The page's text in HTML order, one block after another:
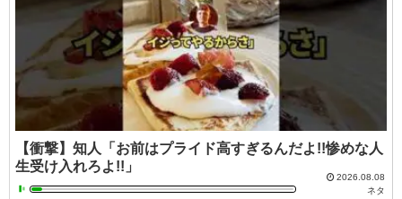
【衝撃】知人「お前はプライド高すぎるんだよ!!惨めな人
生受け入れろよ!!」
2026.08.08
ネタ